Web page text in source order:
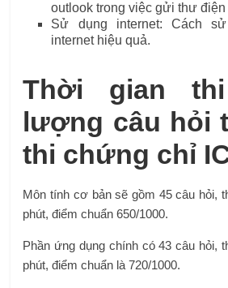
outlook trong việc gửi thư điện
Sử dụng internet: Cách
internet hiệu quả.
Thời gian
lượng câu hỏi
thi chứng chỉ
Môn tính cơ bản sẽ gồm 45 câu hỏi,
phút, điểm chuẩn 650/1000.
Phần ứng dụng chính có 43 câu hỏi,
phút, điểm chuẩn là 720/1000.